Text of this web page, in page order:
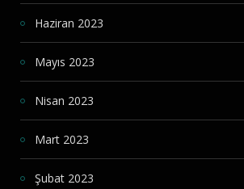
Haziran 2023
Mayıs 2023
Nisan 2023
Mart 2023
Şubat 2023